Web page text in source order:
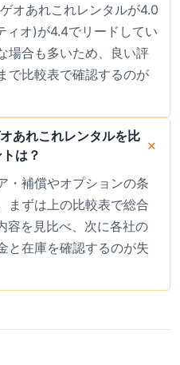
オあれこれレンタルが4.0
ィオ)が4.4でリードしてい
場合も多いため、良い評
で比較表で確認するのが
あれこれレンタルを比
は？
・補償やオプションの条
まずは上の比較表で総合
容を見比べ、次に各社の
と在庫を確認するのが失